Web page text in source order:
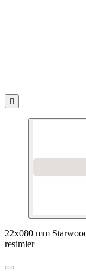

22x080 mm
resimler